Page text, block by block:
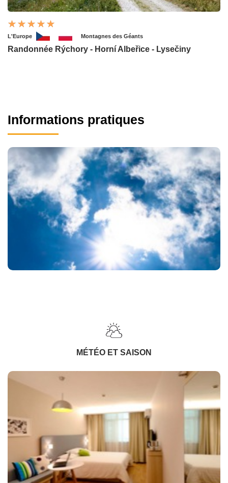
L'Europe Montagnes des Géants
Randonnée Rýchory - Horní Albeřice - Lysečiny
Informations pratiques
MÉTÉO ET SAISON